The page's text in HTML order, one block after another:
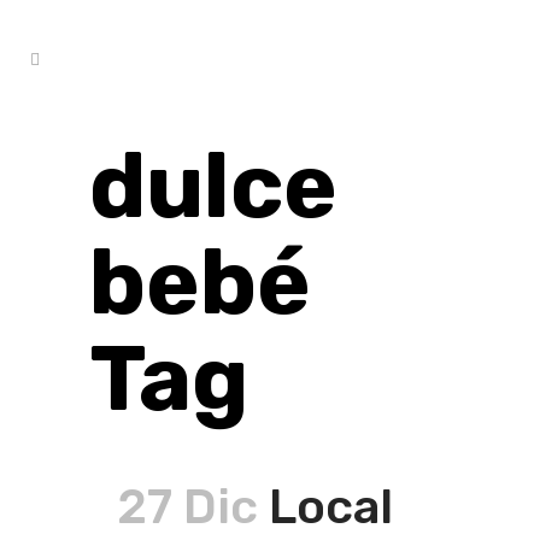
dulce
bebé
Tag
27 Dic Local